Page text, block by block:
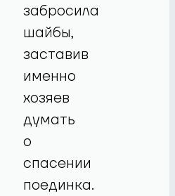
забросила
шайбы,
заставив
именно
хозяев
думать
о
спасении
поединка.